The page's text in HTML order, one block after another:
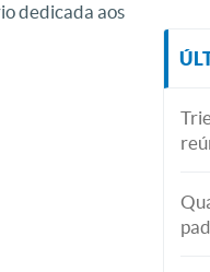
dedicada aos